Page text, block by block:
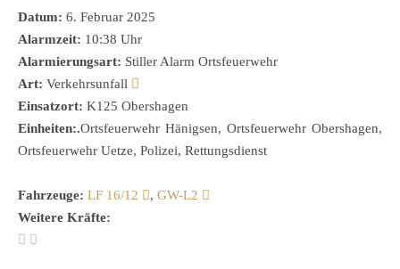
Datum: 6. Februar 2025
Alarmzeit: 10:38 Uhr
Alarmierungsart: Stiller Alarm Ortsfeuerwehr
Art: Verkehrsunfall
Einsatzort: K125 Obershagen
Einheiten:.Ortsfeuerwehr Hänigsen, Ortsfeuerwehr Obershagen,
Ortsfeuerwehr Uetze, Polizei, Rettungsdienst
Fahrzeuge: LF 16/12 , GW-L2
Weitere Kräfte: